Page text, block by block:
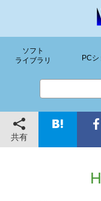
ソフト
ライブラリ
PC
共有